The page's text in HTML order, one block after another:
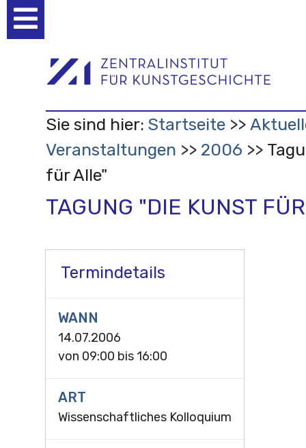
Werkzeuge
Sie sind hier: Startseite
Veranstaltungen
2006
für Alle"
TAGUNG "DIE KUNST
Termindetails
WANN
14.07.2006
von 09:00 bis 16:00
ART
Wissenschaftliches Kolloquium